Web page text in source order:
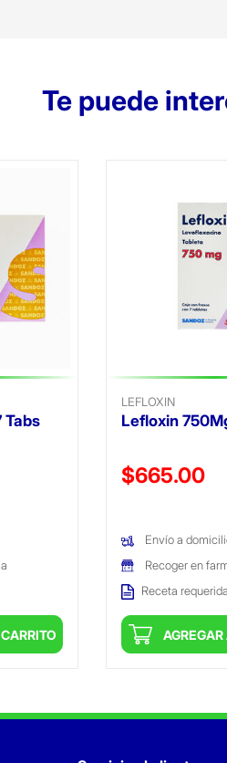
Te puede
Tabs
LEFLOXIN
Lefloxin
Precio reducido
$665.00
Envío a
Recoger en
Receta requerida